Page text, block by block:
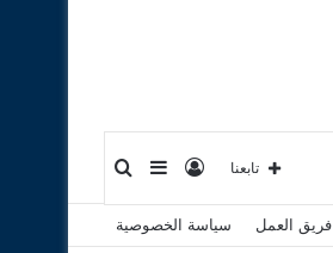
عن
إضافة
عمود
تسجيل
الدخول
تابعنا
فريق العمل سياسة الخصوصية